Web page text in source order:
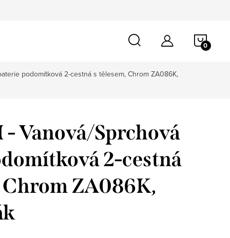
podomítková 2-cestná s tělesem, Chrom ZA086K,
Vanová/Sprchová
2-cestná
Chrom ZA086K,